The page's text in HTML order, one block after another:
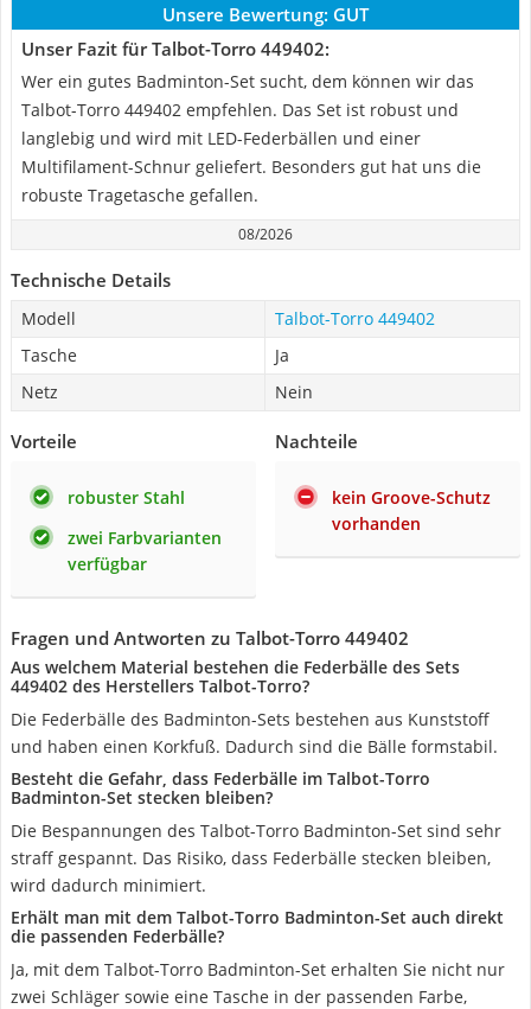
Unsere Bewertung: GUT
Unser Fazit für Talbot-Torro 449402:
Wer ein gutes Badminton-Set sucht, dem können wir das
Talbot-Torro 449402 empfehlen. Das Set ist robust und
langlebig und wird mit LED-Federbällen und einer
Multifilament-Schnur geliefert. Besonders gut hat uns die
robuste Tragetasche gefallen.
08/2026
Technische Details
Modell
Talbot-Torro 449402
Tasche
Ja
Netz
Nein
Vorteile
robuster Stahl
zwei Farbvarianten
verfügbar
Nachteile
kein Groove-Schutz
vorhanden
Fragen und Antworten zu Talbot-Torro 449402
Aus welchem Material bestehen die Federbälle des Sets
449402 des Herstellers Talbot-Torro?
Die Federbälle des Badminton-Sets bestehen aus Kunststoff
und haben einen Korkfuß. Dadurch sind die Bälle formstabil.
Besteht die Gefahr, dass Federbälle im Talbot-Torro
Badminton-Set stecken bleiben?
Die Bespannungen des Talbot-Torro Badminton-Set sind sehr
straff gespannt. Das Risiko, dass Federbälle stecken bleiben,
wird dadurch minimiert.
Erhält man mit dem Talbot-Torro Badminton-Set auch direkt
die passenden Federbälle?
Ja, mit dem Talbot-Torro Badminton-Set erhalten Sie nicht nur
zwei Schläger sowie eine Tasche in der passenden Farbe,